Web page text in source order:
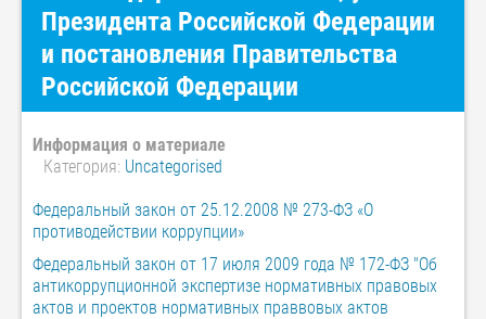
Президента Российской Федерации
и постановления Правительства
Российской Федерации
Информация о материале
Категория: Uncategorised
Федеральный закон от 25.12.2008 № 273-ФЗ «О
противодействии коррупции»
Федеральный закон от 17 июля 2009 года № 172-ФЗ "Об
антикоррупционной экспертизе нормативных правовых
актов и проектов нормативных праввовых актов